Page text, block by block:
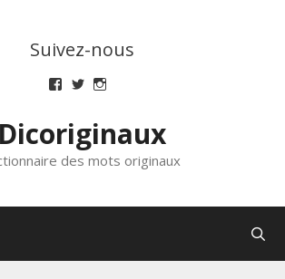
Suivez-nous
Voir
de
dicoriginaux
sur
Facebook
Voir
de
dicoriginaux
sur
Twitter
de
dicoriginaux
sur
Instagram
Dicoriginaux
des mots originaux